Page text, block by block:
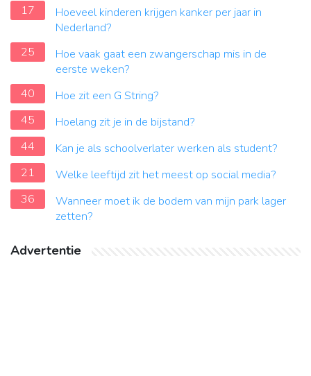
17
Hoeveel kinderen krijgen kanker per jaar in
Nederland?
25
Hoe vaak gaat een zwangerschap mis in de
eerste weken?
40
Hoe zit een G String?
45
Hoelang zit je in de bijstand?
44
Kan je als schoolverlater werken als student?
21
Welke leeftijd zit het meest op social media?
36
Wanneer moet ik de bodem van mijn park lager
zetten?
Advertentie